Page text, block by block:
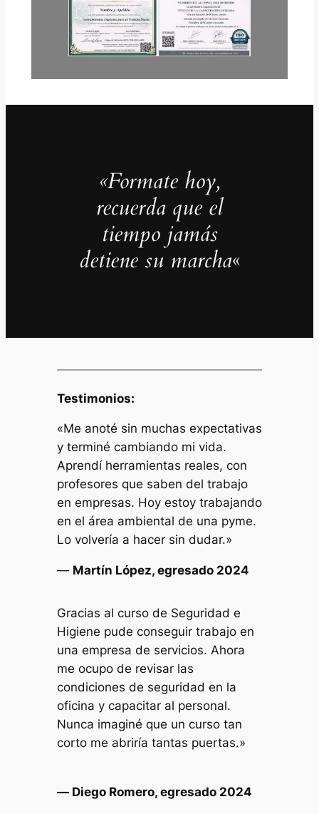
«Formate hoy,
recuerda que el
tiempo jamás
detiene su marcha«
Testimonios:
«Me anoté sin muchas expectativas
y terminé cambiando mi vida.
Aprendí herramientas reales, con
profesores que saben del trabajo
en empresas. Hoy estoy trabajando
en el área ambiental de una pyme.
Lo volvería a hacer sin dudar.»
— Martín López, egresado 2024
Gracias al curso de Seguridad e
Higiene pude conseguir trabajo en
una empresa de servicios. Ahora
me ocupo de revisar las
condiciones de seguridad en la
oficina y capacitar al personal.
Nunca imaginé que un curso tan
corto me abriría tantas puertas.»
— Diego Romero, egresado 2024